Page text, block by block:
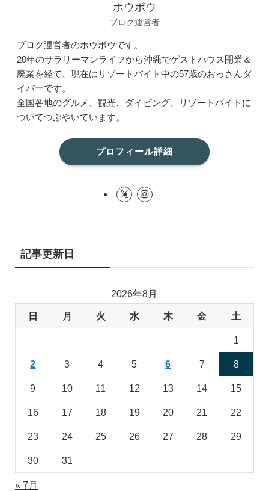
ホウボウ
ブログ運営者
ブログ運営者のホウボウです。
20年のサラリーマンライフから沖縄でゲストハウス開業＆
廃業を経て、現在はリゾートバイト中の57歳のおっさんダ
イバーです。
全国各地のグルメ、観光、ダイビング、リゾートバイトに
ついてつぶやいています。
プロフィール詳細
記事更新日
2026年8月
日 月 火 水 木 金 土
1
2 3 4 5 6 7 8
9 10 11 12 13 14 15
16 17 18 19 20 21 22
23 24 25 26 27 28 29
30 31
« 7月